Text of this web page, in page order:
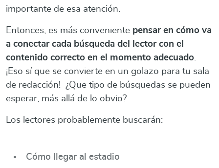
importante de esa atención.
Entonces, es más conveniente pensar en cómo va
a conectar cada búsqueda del lector con el
contenido correcto en el momento adecuado
¡Eso sí que se convierte en un golazo para tu sala
de redacción! ¿Que tipo de búsquedas se pueden
esperar, más allá de lo obvio?
Los lectores probablemente buscarán:
Cómo llegar al estadio